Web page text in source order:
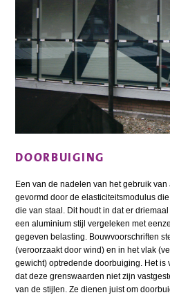
DOORBUIGING
Een van de nadelen van het gebruik
gevormd door de elasticiteitsmodulus
die van staal. Dit houdt in dat er
een aluminium stijl vergeleken met
gegeven belasting. Bouwvoorschriften
(veroorzaakt door wind) en in het vlak
gewicht) optredende doorbuiging. Het is
dat deze grenswaarden niet zijn
van de stijlen. Ze dienen juist om